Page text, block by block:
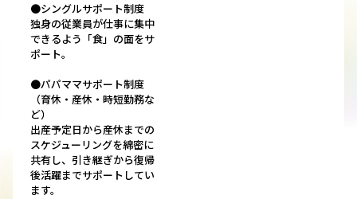
●シングルサポート制度
独身の従業員が仕事に集中
できるよう「食」の面をサ
ポート。
●パパママサポート制度
（育休・産休・時短勤務な
ど）
出産予定日から産休までの
スケジューリングを綿密に
共有し、引き継ぎから復帰
後活躍までサポートしてい
ます。